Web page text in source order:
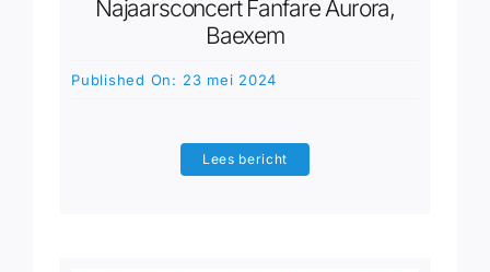
Najaarsconcert Fanfare Aurora,
Baexem
Published On: 23 mei 2024
Lees bericht